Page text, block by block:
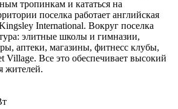
тропинкам и кататься на
поселка работает английская
International. Вокруг поселка
элитные школы и гимназии,
аптеки, магазины, фитнесс клубы,
Все это обеспечивает высокий
жителей.